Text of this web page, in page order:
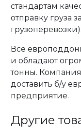
стандартам
отправку груза
грузоперевозки).
Все
и обладают
тонны. Компания
доставить б/у
предприятие.
Другие